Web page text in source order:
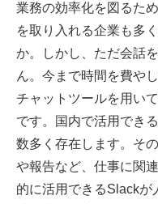
業務の効率化を図るた
を取り入れる企業も多
か。しかし、ただ会話
ん。今まで時間を費や
チャットツールを用い
です。国内で活用でき
数多く存在します。そ
や報告など、仕事に関
的に活用できるSlackが